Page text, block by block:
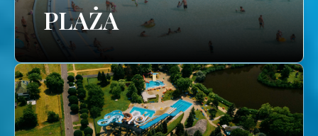
PLAŻA